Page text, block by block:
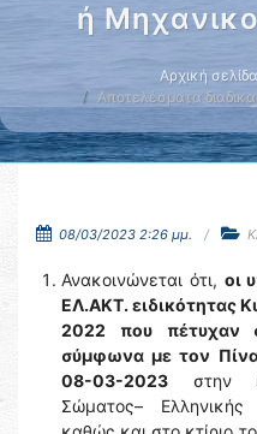
ή
Αρχική σελίδα
Αποτελέσματα
08/03/2023 2:26 μμ.
Ανακοινώνεται ότι, οι
ΕΛ.ΑΚΤ. ειδικότητας
2022
που πέτυχαν
σύμφωνα με τον
08-03-2023 στην
Σώματος–